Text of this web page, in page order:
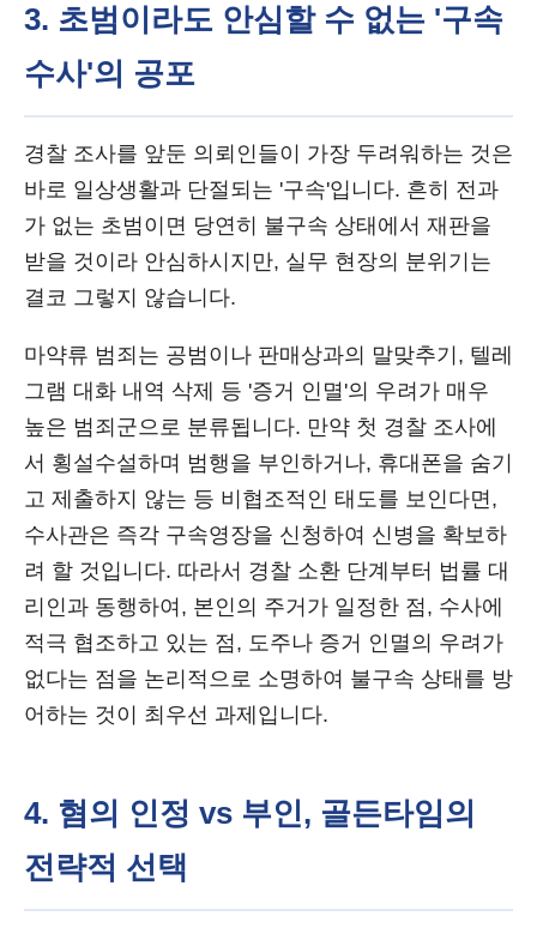
3. 초범이라도 안심할 수 없는 '구속
수사'의 공포
경찰 조사를 앞둔 의뢰인들이 가장 두려워하는 것은
바로 일상생활과 단절되는 '구속'입니다. 흔히 전과
가 없는 초범이면 당연히 불구속 상태에서 재판을
받을 것이라 안심하시지만, 실무 현장의 분위기는
결코 그렇지 않습니다.
마약류 범죄는 공범이나 판매상과의 말맞추기, 텔레
그램 대화 내역 삭제 등 '증거 인멸'의 우려가 매우
높은 범죄군으로 분류됩니다. 만약 첫 경찰 조사에
서 횡설수설하며 범행을 부인하거나, 휴대폰을 숨기
고 제출하지 않는 등 비협조적인 태도를 보인다면,
수사관은 즉각 구속영장을 신청하여 신병을 확보하
려 할 것입니다. 따라서 경찰 소환 단계부터 법률 대
리인과 동행하여, 본인의 주거가 일정한 점, 수사에
적극 협조하고 있는 점, 도주나 증거 인멸의 우려가
없다는 점을 논리적으로 소명하여 불구속 상태를 방
어하는 것이 최우선 과제입니다.
4. 혐의 인정 vs 부인, 골든타임의
전략적 선택